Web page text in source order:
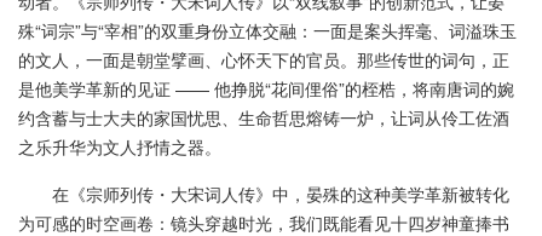
殊“词宗”与“宰相”的双重身份立体交融：一面是案头挥毫、词溢珠玉
的文人，一面是朝堂擘画、心怀天下的官员。那些传世的词句，正
是他美学革新的见证 —— 他挣脱“花间俚俗”的桎梏，将南唐词的婉
约含蓄与士大夫的家国忧思、生命哲思熔铸一炉，让词从伶工佐酒
之乐升华为文人抒情之器。
在《宗师列传・大宋词人传》中，晏殊的这种美学革新被转化
为可感的时空画卷：镜头穿越时光，我们既能看见十四岁神童捧书